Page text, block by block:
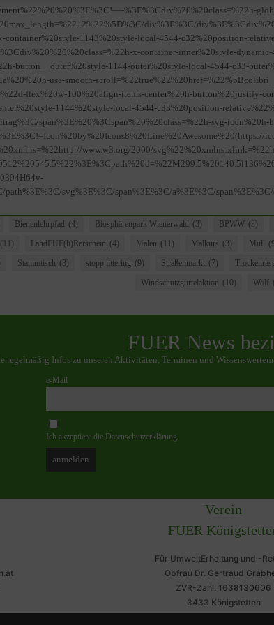
%3E%3Cdiv%20%20class=%22h-
div%3E%3C/
container%20style-1143%20style-local-4544-c32%20position-
x-container-inner%20style-
button__outer%20style-1144-outer%20style-local-4544-c33-
use-smooth-
flex%20w-100%20align-items-center%20h-button%20justify-
1144%20style-local-4544-c33%20position-
span%3E%20%3Cspan%20%20class=%22h-svg-
www.w3.org/2000/
path%3E%3C/svg%3E%3C/span%3E%3C/a%3E%3C/
Bienenlehrpfad (4) Biosphärenpark Wienerwald (3) BPWW (3)
(11) LandFUE(h)Rerschein (4) Malen (11) Malkurs (3) Müll
Stammtisch (3) stopp littering (9) Straßenmarkt (7)
Windschutzgürtelaktion (10) Wolf
FUER News
regelmäßig Infos zu unseren Aktivitäten, Terminen und
e-Mail
Ich akzeptiere die Datenschutzerklärung
Verein
FUER
Für UmweltErhaltung und -
Obfrau Dr. Gertraud
ZVR-Zahl: 1638130606
3433 Königstetten